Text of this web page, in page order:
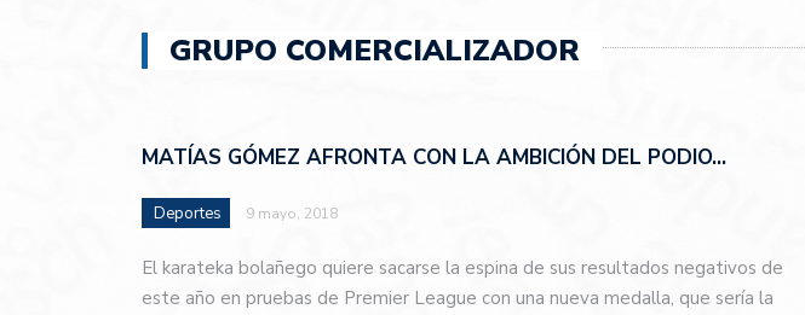
GRUPO COMERCIALIZADOR
MATÍAS GÓMEZ AFRONTA CON LA AMBICIÓN DEL PODIO…
Deportes 9 mayo, 2018
El karateka bolañego quiere sacarse la espina de sus resultados negativos de
este año en pruebas de Premier League con una nueva medalla, que sería la